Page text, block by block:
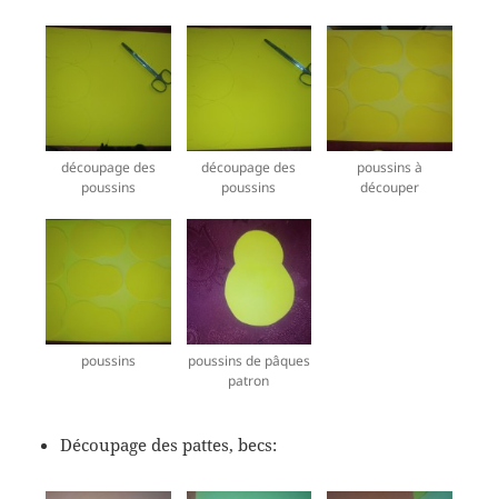
découpage des
poussins
découpage des
poussins
poussins à
découper
poussins
poussins de pâques
patron
Découpage des pattes, becs: